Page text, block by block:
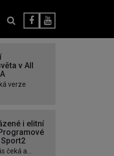
v All
verze
i elitní
čeká a...